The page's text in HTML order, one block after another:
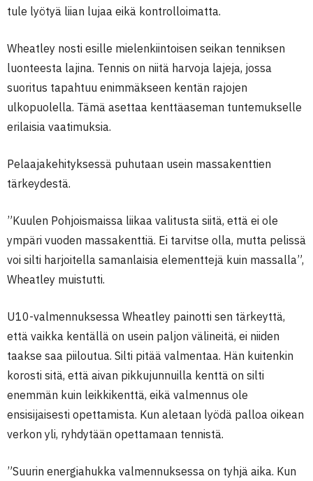
tule lyötyä liian lujaa eikä kontrolloimatta.
Wheatley nosti esille mielenkiintoisen seikan tenniksen
luonteesta lajina. Tennis on niitä harvoja lajeja, jossa
suoritus tapahtuu enimmäkseen kentän rajojen
ulkopuolella. Tämä asettaa kenttäaseman tuntemukselle
erilaisia vaatimuksia.
Pelaajakehityksessä puhutaan usein massakenttien
tärkeydestä.
”Kuulen Pohjoismaissa liikaa valitusta siitä, että ei ole
ympäri vuoden massakenttiä. Ei tarvitse olla, mutta pelissä
voi silti harjoitella samanlaisia elementtejä kuin massalla”,
Wheatley muistutti.
U10-valmennuksessa Wheatley painotti sen tärkeyttä,
että vaikka kentällä on usein paljon välineitä, ei niiden
taakse saa piiloutua. Silti pitää valmentaa. Hän kuitenkin
korosti sitä, että aivan pikkujunnuilla kenttä on silti
enemmän kuin leikkikenttä, eikä valmennus ole
ensisijaisesti opettamista. Kun aletaan lyödä palloa oikean
verkon yli, ryhdytään opettamaan tennistä.
”Suurin energiahukka valmennuksessa on tyhjä aika. Kun